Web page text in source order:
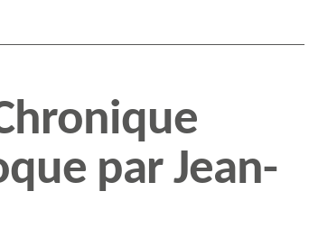
par Jean-